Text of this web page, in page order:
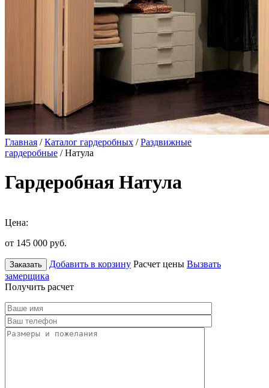
Главная /Каталог гардеробных /Раздвижные
гардеробные / Натула
Гардеробная Натула
Цена:
от 145 000 руб.
Заказать Добавить в корзину Расчет цены Вызвать
замерщика
Получить расчет